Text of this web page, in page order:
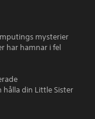
mysterier
har hamnar i fel
din Little Sister